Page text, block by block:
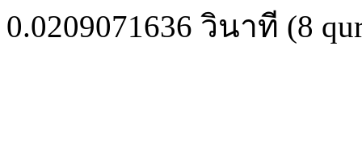
0.0209071636 วินาที (8